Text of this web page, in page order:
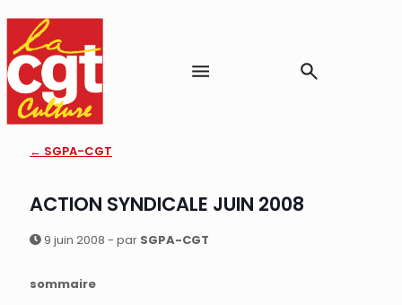
← SGPA-CGT
ACTION SYNDICALE JUIN 2008
9 juin 2008 - par SGPA-CGT
sommaire